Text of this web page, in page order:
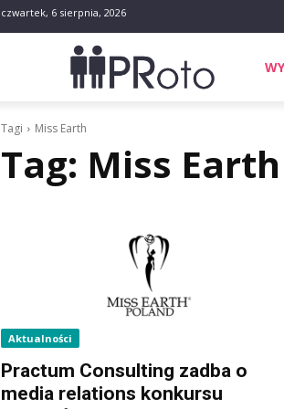
czwartek, 6 sierpnia, 2026
Tagi Miss Earth
Tag: Miss Earth
Aktualności
Practum Consulting zadba o
media relations konkursu